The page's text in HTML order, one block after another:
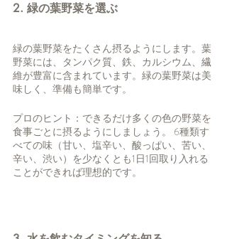
2. 緑の葉野菜を選ぶ
緑の葉野菜をたくさん摂るようにします。葉
野菜には、タンパク質、鉄、カルシウム、繊
維が豊富に含まれています。緑の葉野菜は美
味しく、準備も簡単です。
プロのヒント：できるだけ多くの色の野菜を
食事ごとに摂るようにしましょう。 6種類す
べての味（甘い、塩辛い、酸っぱい、苦い、
辛い、渋い）を少なくとも1日1回取り入れる
ことができれば理想的です。